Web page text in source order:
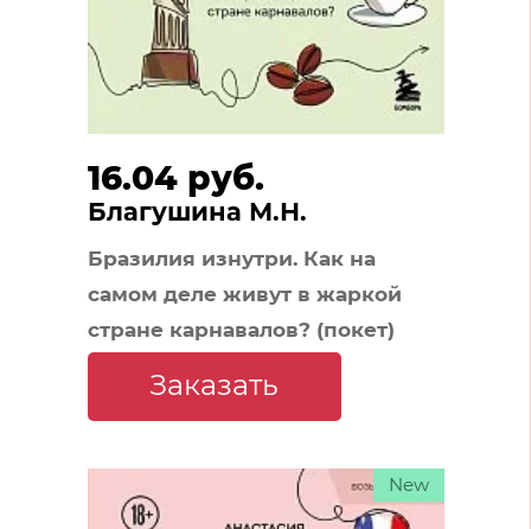
16.04 руб.
Благушина М.Н.
Бразилия изнутри. Как на
самом деле живут в жаркой
стране карнавалов? (покет)
Заказать
New